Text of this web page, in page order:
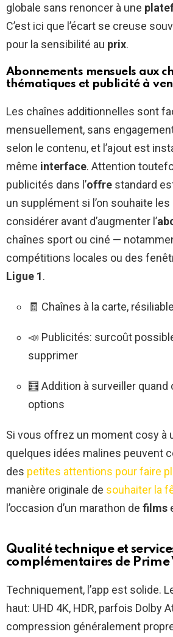
globale sans renoncer à une
C’est ici que l’écart se creuse
pour la sensibilité au prix.
Abonnements mensuels aux
thématiques et publicité à
Les chaînes additionnelles sont
mensuellement, sans
selon le contenu, et l’ajout est
même interface. Attention
publicités dans l’offre standard
un supplément si l’on souhaite les
considérer avant d’augmenter l’
chaînes sport ou ciné —
compétitions locales ou des
Ligue 1.
🧾 Chaînes à la carte,
📣 Publicités: surcoût
supprimer
🧮 Addition à surveiller quand
options
Si vous offrez un moment cosy à
quelques idées malines peuvent
des petites attentions pour faire
manière originale de souhaiter la
l’occasion d’un marathon de films
Qualité technique et
complémentaires de Prime
Techniquement, l’app est solide.
haut: UHD 4K, HDR, parfois Dolby
compression généralement